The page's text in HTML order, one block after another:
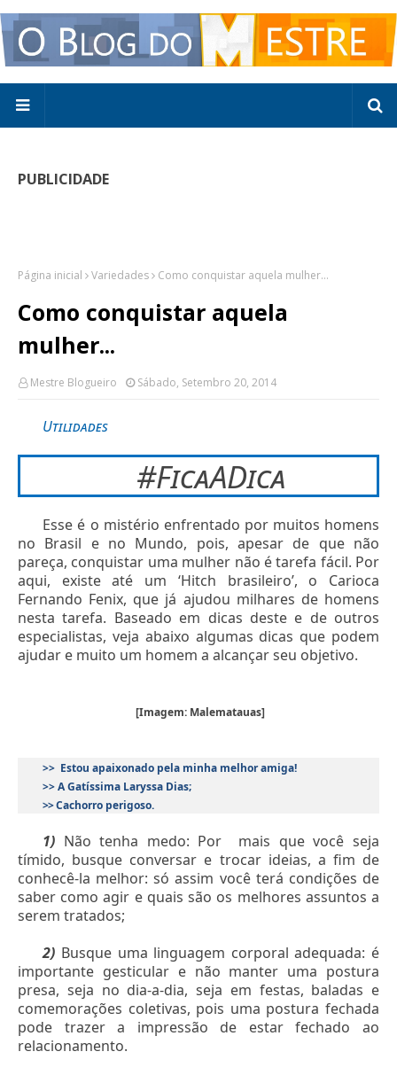
PUBLICIDADE
Página inicial Variedades Como conquistar aquela mulher...
Como conquistar aquela
mulher...
Mestre Blogueiro Sábado, Setembro 20, 2014
Utilidades
#FicaADica
Esse é o mistério enfrentado por muitos homens
no Brasil e no Mundo, pois, apesar de que não
pareça, conquistar uma mulher não é tarefa fácil. Por
aqui, existe até um ‘Hitch brasileiro’, o Carioca
Fernando Fenix, que já ajudou milhares de homens
nesta tarefa. Baseado em dicas deste e de outros
especialistas, veja abaixo algumas dicas que podem
ajudar e muito um homem a alcançar seu objetivo.
[Imagem: Malematauas]
>> Estou apaixonado pela minha melhor amiga!
>> A Gatíssima Laryssa Dias;
>>Cachorro perigoso.
1) Não tenha medo: Por mais que você seja
tímido, busque conversar e trocar ideias, a fim de
conhecê-la melhor: só assim você terá condições de
saber como agir e quais são os melhores assuntos a
serem tratados;
2) Busque uma linguagem corporal adequada: é
importante gesticular e não manter uma postura
presa, seja no dia-a-dia, seja em festas, baladas e
comemorações coletivas, pois uma postura fechada
pode trazer a impressão de estar fechado ao
relacionamento.